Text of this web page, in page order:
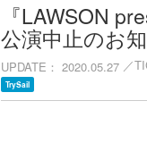
『LAWSON
公演中止のお
UPDATE 2020.05.27
TrySail